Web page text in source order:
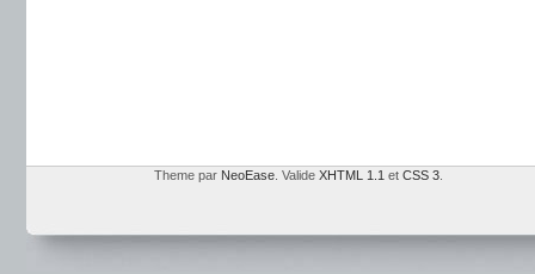
Theme par NeoEase . Valide XHTML 1.1 et CSS 3